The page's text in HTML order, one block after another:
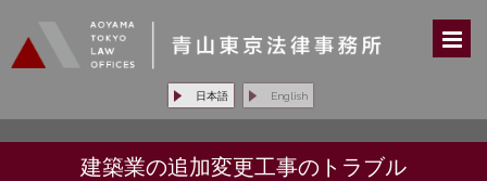
日本語 English
建築業の追加変更工事のトラブル